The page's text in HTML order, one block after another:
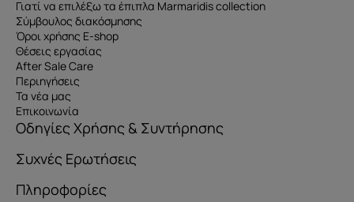
Γιατί να επιλέξω τα έπιπλα Marmaridis collection
Σύμβουλος διακόσμησης
Όροι χρήσης E-shop
Θέσεις εργασίας
After Sale Care
Περιηγήσεις
Τα νέα μας
Επικοινωνία
Οδηγίες Χρήσης & Συντήρησης
Συχνές Ερωτήσεις
Πληροφορίες